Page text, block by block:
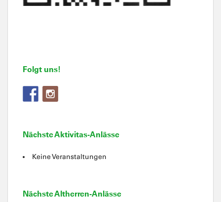
Folgt uns!
Nächste Aktivitas-Anlässe
Keine Veranstaltungen
Nächste Altherren-Anlässe